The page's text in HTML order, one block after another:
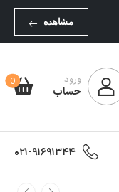
مشاهده
ورود
حساب
0
021-91691344